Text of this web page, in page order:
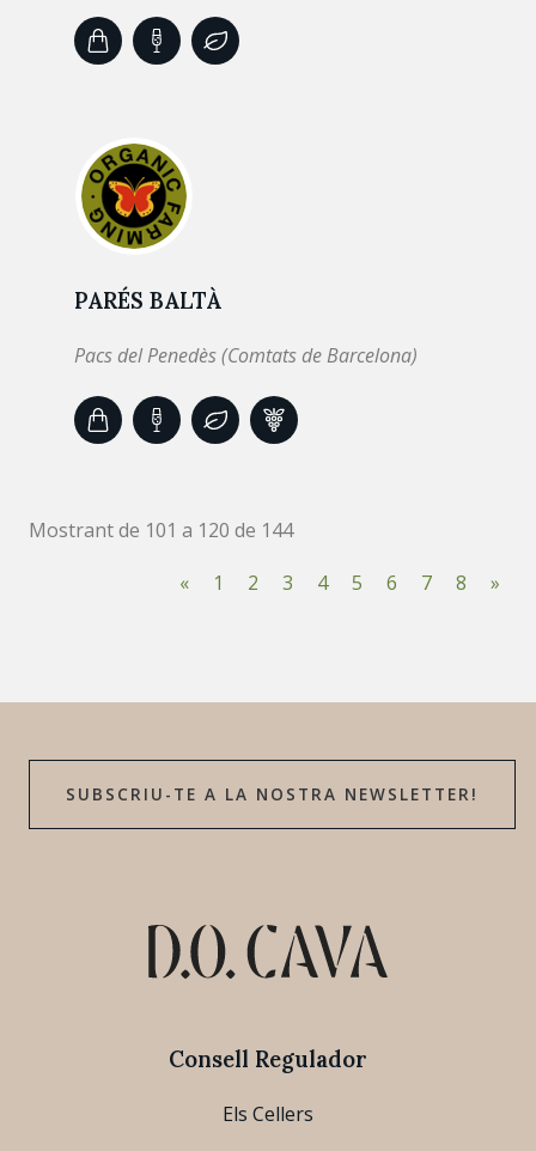
PARÉS BALTÀ
Pacs del Penedès (Comtats de Barcelona)
Mostrant de 101 a 120 de 144
«
1 2 3 4 5 6 7 8 »
SUBSCRIU-TE A LA NOSTRA NEWSLETTER!
Consell Regulador
Els Cellers